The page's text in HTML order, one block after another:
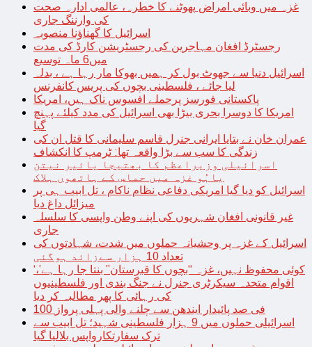
غزہ میں وبائی امراض پھوٹنے کا خطرہ، عالمی ادارہ صحت
کی وارننگ جاری
اسرائیل کا گھناؤنا منصوبہ
رجسٹرڈ افغان مہاجرین کی رجسٹریشن کارڈ کی مدت
میں6 ماہ توسیع
اسرائیل دنیا سے جھوٹ بول کر ہمیں بھوکا مار رہا ہے ، بدلہ
لیا جائے ، فلسطینی بچوں کی پریس کانفرنس
پاکستانی فورسز پرحملے افسوس ناک ہیں، امریکا
امریکا کا دوسرا بحری بیڑا بھی اسرائیل کی مدد کیلئے پہنچ
گیا
عمران خان نے بتایا ایرانی جنرل قاسم سلیمانی کا قتل ان کی
زندگی کا سب سے بڑا واقعہ تھا: ٹرمپ کا انکشاف
اسرائیلی وزیراعظم کا بھتیجا یائیر نیتن
یاہُو غزہ میں حماس کے ہاتھوں ہلاک
اسرائیل کو دیا گیا امریکی دفاعی نظام ناکام ، تل ابیب ہی پر
میزائل داغ دیا
غیر قانونی افغان شہریوں کی اپنے وطن واپسی کا سلسلہ
جاری
اسرائیل کے غزہ پر وحشیانہ حملوں میں شدت، شہادتوں کی
تعداد 10 ہزار سےزائد ہوگئی
‘کوئی محفوظ نہیں، غزہ “بچوں کا قبرستان” بنتا جا رہا ہے’،
اقوام متحدہ سیکرٹری جنرل نے جنگ بندی اور فلسطینیوں
کی رہائی کا پھر مطالبہ کر دیا
100 فی صد پائیدار ایندھن سے چلنے والی پہلی پرواز
اسرائیلی حملوں میں 9 ہزار فلسطینی شہید؛ تل ابیب سے
ترک سفارتکارواپس بلالیا گیا